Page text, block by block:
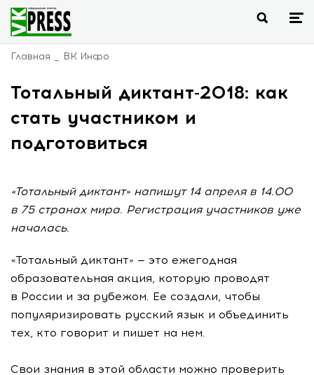
Главная ВК Инфо
Тотальный диктант-2018: как
стать участником и
подготовиться
«Тотальный диктант» напишут 14 апреля в 14.00
в 75 странах мира. Регистрация участников уже
началась.
«Тотальный диктант» — это ежегодная
образовательная акция, которую проводят
в России и за рубежом. Ее создали, чтобы
популяризировать русский язык и объединить
тех, кто говорит и пишет на нем.
Свои знания в этой области можно проверить